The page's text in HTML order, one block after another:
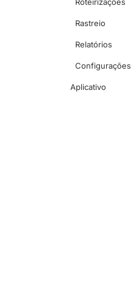
Roteirizações
Rastreio
Relatórios
Configurações
Aplicativo